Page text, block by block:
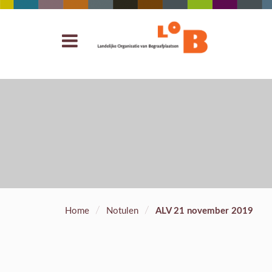
Home / Notulen / ALV 21 november 2019